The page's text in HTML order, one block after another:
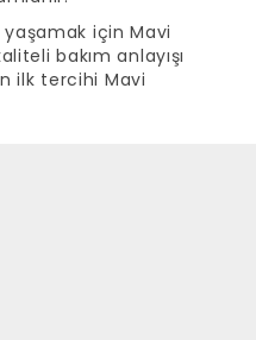
için Mavi
bakım anlayışı
ilk tercihi Mavi